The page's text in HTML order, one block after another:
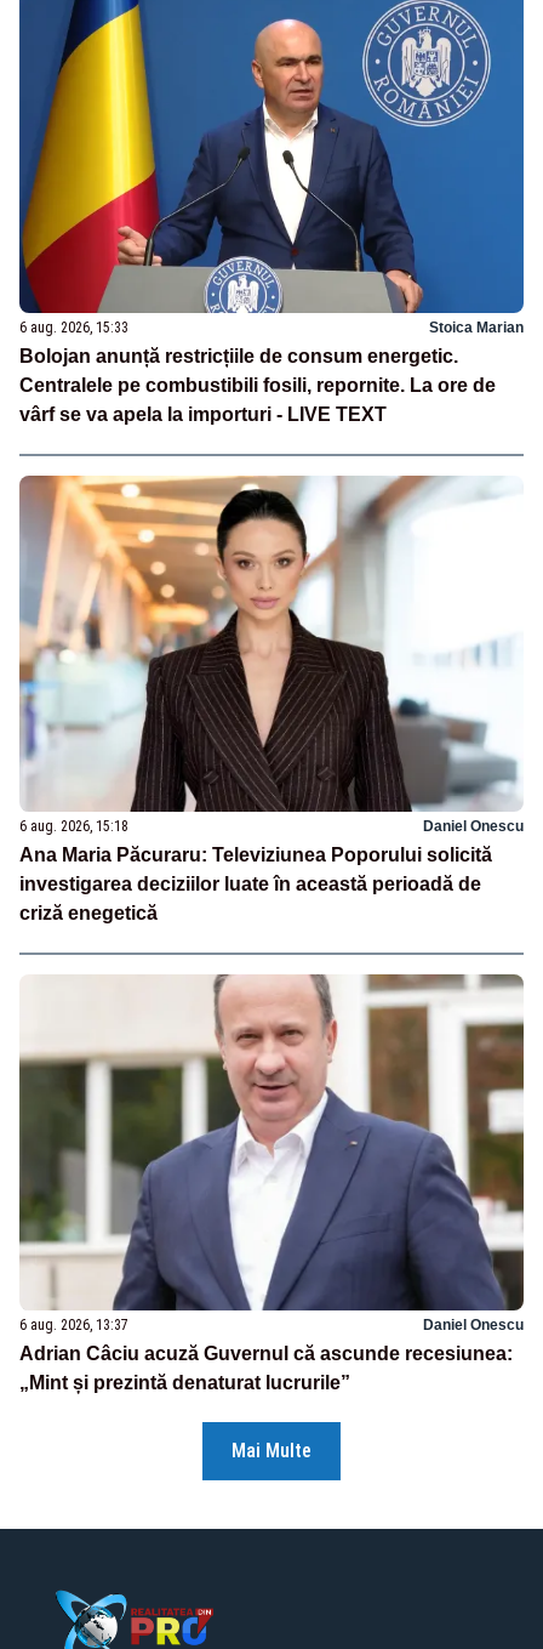
6 aug. 2026, 15:33 Stoica Marian
Bolojan anunță restricțiile de consum energetic.
Centralele pe combustibili fosili, repornite. La ore de
vârf se va apela la importuri - LIVE TEXT
6 aug. 2026, 15:18 Daniel Onescu
Ana Maria Păcuraru: Televiziunea Poporului solicită
investigarea deciziilor luate în această perioadă de
criză enegetică
6 aug. 2026, 13:37 Daniel Onescu
Adrian Câciu acuză Guvernul că ascunde recesiunea:
„Mint și prezintă denaturat lucrurile”
Mai Multe